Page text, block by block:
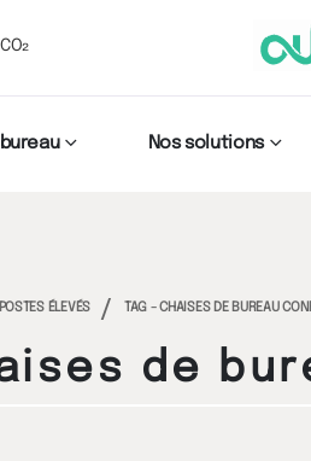
Nos solutions
ÉLEVÉS TAG -CHAISES DE BUREAU
de